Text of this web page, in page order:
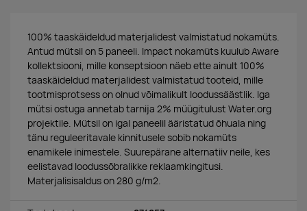
100% taaskäideldud materjalidest valmistatud nokamüts.
Antud mütsil on 5 paneeli. Impact nokamüts kuulub Aware
kollektsiooni, mille konseptsioon näeb ette ainult 100%
taaskäideldud materjalidest valmistatud tooteid, mille
tootmisprotsess on olnud võimalikult loodussäästlik. Iga
mütsi ostuga annetab tarnija 2% müügitulust Water.org
projektile. Mütsil on igal paneelil ääristatud õhuala ning
tänu reguleeritavale kinnitusele sobib nokamüts
enamikele inimestele. Suurepärane alternatiiv neile, kes
eelistavad loodussõbralikke reklaamkingitusi.
Materjalisisaldus on 280 g/m2.